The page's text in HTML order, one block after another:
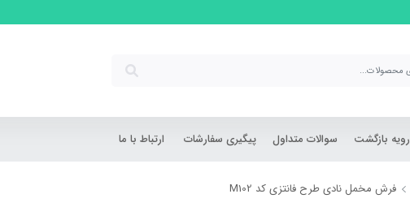
رویه بازگشت سوالات متداول پیگیری سفارشات ارتباط با ما
فرش مخمل نادی طرح فانتزی کد M102